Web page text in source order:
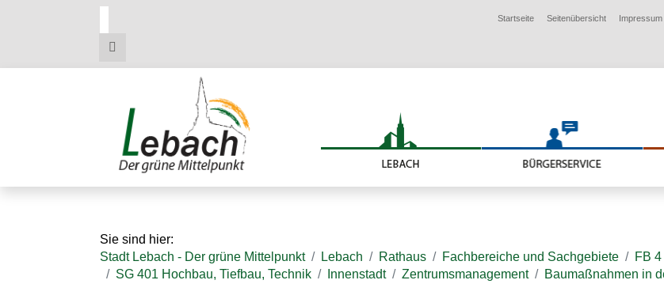
Startseite Seitenübersicht Impressum
Sie sind hier:
Stadt Lebach - Der grüne Mittelpunkt
Lebach Rathaus Fachbereiche und Sachgebiete
FB
SG 401 Hochbau, Tiefbau, Technik
Innenstadt Zentrumsmanagement Baumaßnahmen in